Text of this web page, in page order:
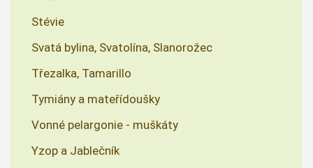
Stévie
Svatá bylina, Svatolína, Slanorožec
Třezalka, Tamarillo
Tymiány a mateřídoušky
Vonné pelargonie - muškáty
Yzop a Jablečník